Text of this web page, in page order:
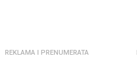
REKLAMA I PRENUMERATA